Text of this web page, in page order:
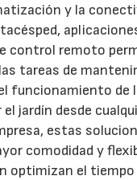
y la
control remoto
tareas de
funcionamiento de
jardín desde
estas
comodidad y
optimizan el tiempo